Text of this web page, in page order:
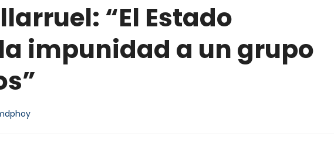
“El Estado
impunidad a un grupo